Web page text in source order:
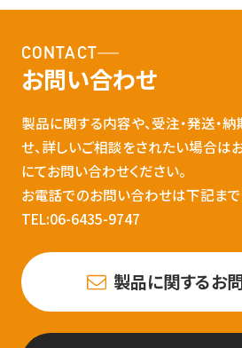
CONTACT
お問い合わせ
製品に関する内容や、受注・発送・
せ、詳しいご相談をされたい場合は
にてお問い合わせください。
お電話でのお問い合わせは下記まで
TEL:06-6435-9747
製品に関するお